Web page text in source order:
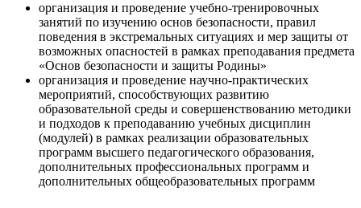
организация и проведение учебно-тренировочных
занятий по изучению основ безопасности, правил
поведения в экстремальных ситуациях и мер защиты от
возможных опасностей в рамках преподавания предмета
«Основ безопасности и защиты Родины»
организация и проведение научно-практических
мероприятий, способствующих развитию
образовательной среды и совершенствованию методики
и подходов к преподаванию учебных дисциплин
(модулей) в рамках реализации образовательных
программ высшего педагогического образования,
дополнительных профессиональных программ и
дополнительных общеобразовательных программ